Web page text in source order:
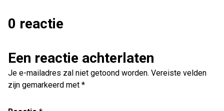
0 reactie
Een reactie achterlaten
Je e-mailadres zal niet getoond worden. Vereiste velden
zijn gemarkeerd met *